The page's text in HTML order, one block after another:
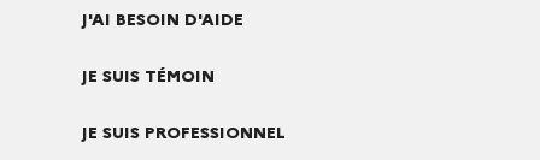
J'AI BESOIN D'AIDE
JE SUIS TÉMOIN
JE SUIS PROFESSIONNEL